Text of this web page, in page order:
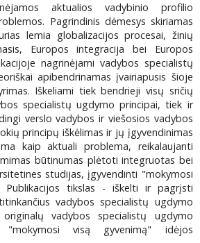
aktualios vadybinio profilio
Pagrindinis dėmesys skiriamas
lemia globalizacijos procesai, žinių
Europos integracija bei Europos
nagrinėjami vadybos specialistų
apibendrinamas įvairiapusis šioje
Iškeliami tiek bendrieji visų sričių
specialistų ugdymo principai, tiek ir
verslo vadybos ir viešosios vadybos
principų iškėlimas ir jų įgyvendinimas
kaip aktuali problema, reikalaujanti
būtinumas plėtoti integruotas bei
studijas, įgyvendinti "mokymosi
Publikacijos tikslas - iškelti ir pagrįsti
vadybos specialistų ugdymo
vadybos specialistų ugdymo
"mokymosi visą gyvenimą" idėjos